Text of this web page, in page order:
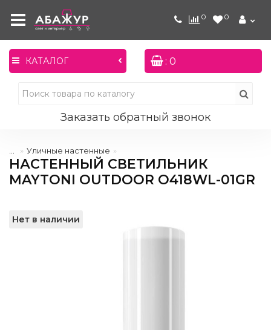
0 0
КАТАЛОГ : 0
Заказать обратный звонок
Уличные настенные
НАСТЕННЫЙ СВЕТИЛЬНИК
MAYTONI OUTDOOR O418WL-01GR
Нет в наличии